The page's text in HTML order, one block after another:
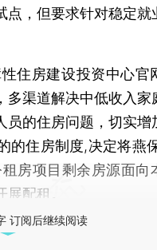
点，但要求针对稳定就
房建设投资中心官
多渠道解决中低收入家
员的住房问题，切实增
的住房制度,决定将燕
房项目剩余房源面向
配租。
订阅后继续阅读